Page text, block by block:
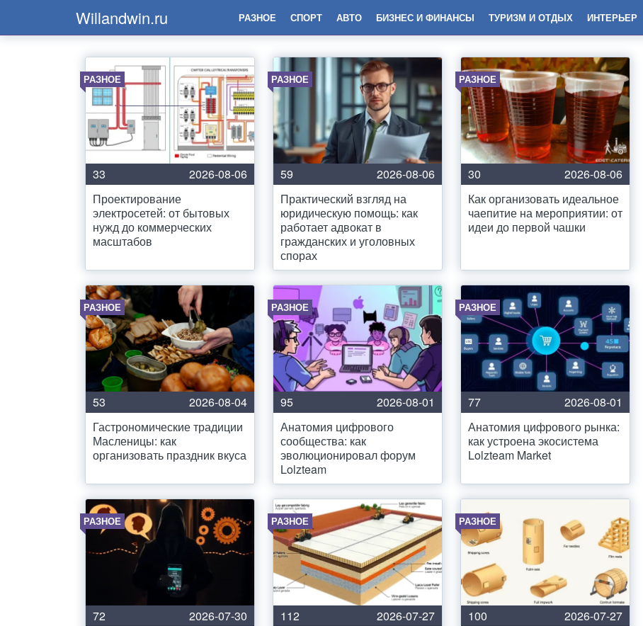
Willandwin.ru РАЗНОЕ СПОРТ АВТО БИЗНЕС И ФИНАНСЫ ТУРИЗМ И ОТДЫХ ИНТЕРЬЕР
РАЗНОЕ
33
2026-08-06
Проектирование
электросетей: от бытовых
нужд до коммерческих
масштабов
РАЗНОЕ
59
2026-08-06
Практический взгляд на
юридическую помощь: как
работает адвокат в
гражданских и уголовных
спорах
РАЗНОЕ
30
2026-08-06
Как организовать идеальное
чаепитие на мероприятии: от
идеи до первой чашки
РАЗНОЕ
53
2026-08-04
Гастрономические традиции
Масленицы: как
организовать праздник вкуса
РАЗНОЕ
95
2026-08-01
Анатомия цифрового
сообщества: как
эволюционировал форум
Lolzteam
РАЗНОЕ
77
2026-08-01
Анатомия цифрового рынка:
как устроена экосистема
Lolzteam Market
РАЗНОЕ
72
2026-07-30
РАЗНОЕ
112
2026-07-27
РАЗНОЕ
100
2026-07-27